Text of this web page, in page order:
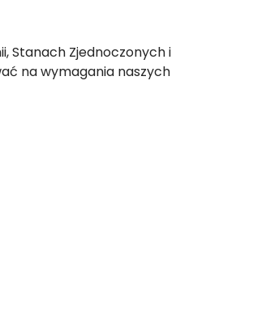
Stanach Zjednoczonych i
na wymagania naszych